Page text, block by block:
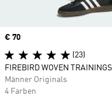
Price
€ 70
(23)
FIREBIRD WOVEN
Männer Originals
4 Farben